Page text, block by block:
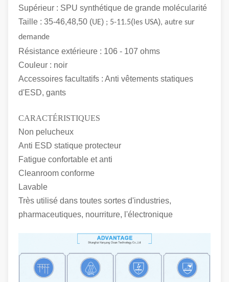
Supérieur : SPU synthétique de grande molécularité
Taille : 35-46,48,50 (UE) ; 5-11.5( les USA), autre sur
demande
Résistance extérieure : 106 - 107 ohms
Couleur : noir
Accessoires facultatifs : Anti vêtements statiques
d'ESD, gants
CARACTÉRISTIQUES
Non pelucheux
Anti ESD statique protecteur
Fatigue confortable et anti
Cleanroom conforme
Lavable
Très utilisé dans toutes sortes d'industries,
pharmaceutiques, nourriture, l'électronique